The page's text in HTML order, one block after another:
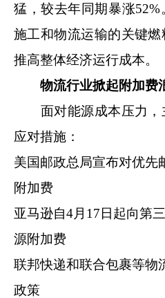
猛，较去年同期暴涨
施工和物流运输的关键
推高整体经济运行成本。
物流行业掀起附加费
面对能源成本压力，
应对措施：
美国邮政总局宣布对优先
附加费
亚马逊自4月17日起向第
源附加费
联邦快递和联合包裹等物
政策